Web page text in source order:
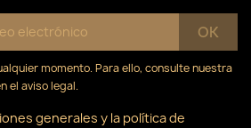
momento. Para ello, consulte nuestra
el aviso legal.
generales y la política de